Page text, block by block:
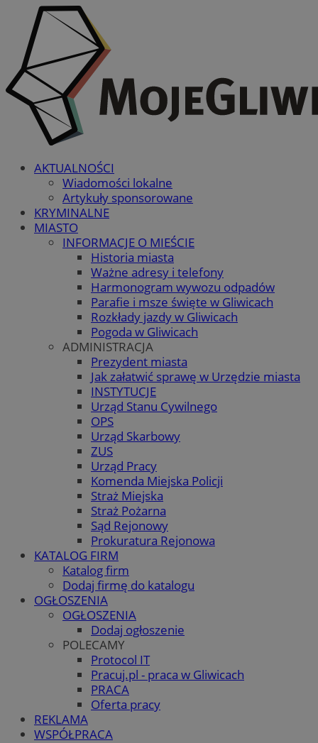
AKTUALNOŚCI
Wiadomości lokalne
Artykuły sponsorowane
KRYMINALNE
MIASTO
INFORMACJE O MIEŚCIE
Historia miasta
Ważne adresy i telefony
Harmonogram wywozu odpadów
Parafie i msze święte w Gliwicach
Rozkłady jazdy w Gliwicach
Pogoda w Gliwicach
ADMINISTRACJA
Prezydent miasta
Jak załatwić sprawę w Urzędzie miasta
INSTYTUCJE
Urząd Stanu Cywilnego
OPS
Urząd Skarbowy
ZUS
Urząd Pracy
Komenda Miejska Policji
Straż Miejska
Straż Pożarna
Sąd Rejonowy
Prokuratura Rejonowa
KATALOG FIRM
Katalog firm
Dodaj firmę do katalogu
OGŁOSZENIA
OGŁOSZENIA
Dodaj ogłoszenie
POLECAMY
Protocol IT
Pracuj.pl - praca w Gliwicach
PRACA
Oferta pracy
REKLAMA
WSPÓŁPRACA